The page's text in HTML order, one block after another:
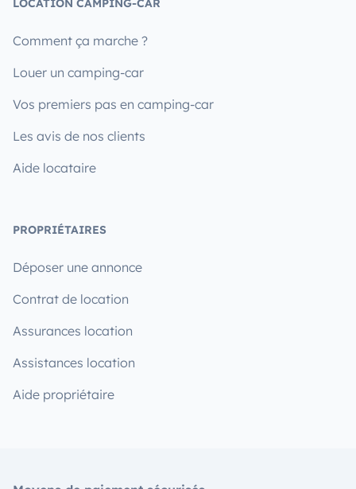
Comment ça marche ?
Louer un camping-car
Vos premiers pas en camping-car
Les avis de nos clients
Aide locataire
PROPRIÉTAIRES
Déposer une annonce
Contrat de location
Assurances location
Assistances location
Aide propriétaire